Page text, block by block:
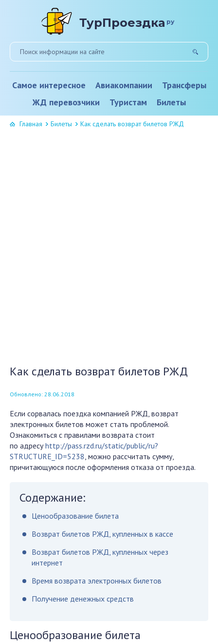
ТурПроездка ру
Самое интересное Авиакомпании
Трансферы
ЖД перевозчики
Туристам Билеты
Главная Билеты Как сделать возврат билетов РЖД
Как сделать возврат билетов РЖД
Обновлено: 28.06.2018
Если сорвалась поездка компанией РЖД, возврат
электронных билетов может стать проблемой.
Ознакомиться с правилами возврата стоит
по адресуhttp://pass.rzd.ru/static/public/ru?
STRUCTURE_ID=5238, можно рассчитать сумму,
причитающуюся после оформления отказа от проезда.
Содержание:
Ценообразование билета
Возврат билетов РЖД, купленных в кассе
Возврат билетов РЖД, купленных через
интернет
Время возврата электронных билетов
Получение денежных средств
Ценообразование билета